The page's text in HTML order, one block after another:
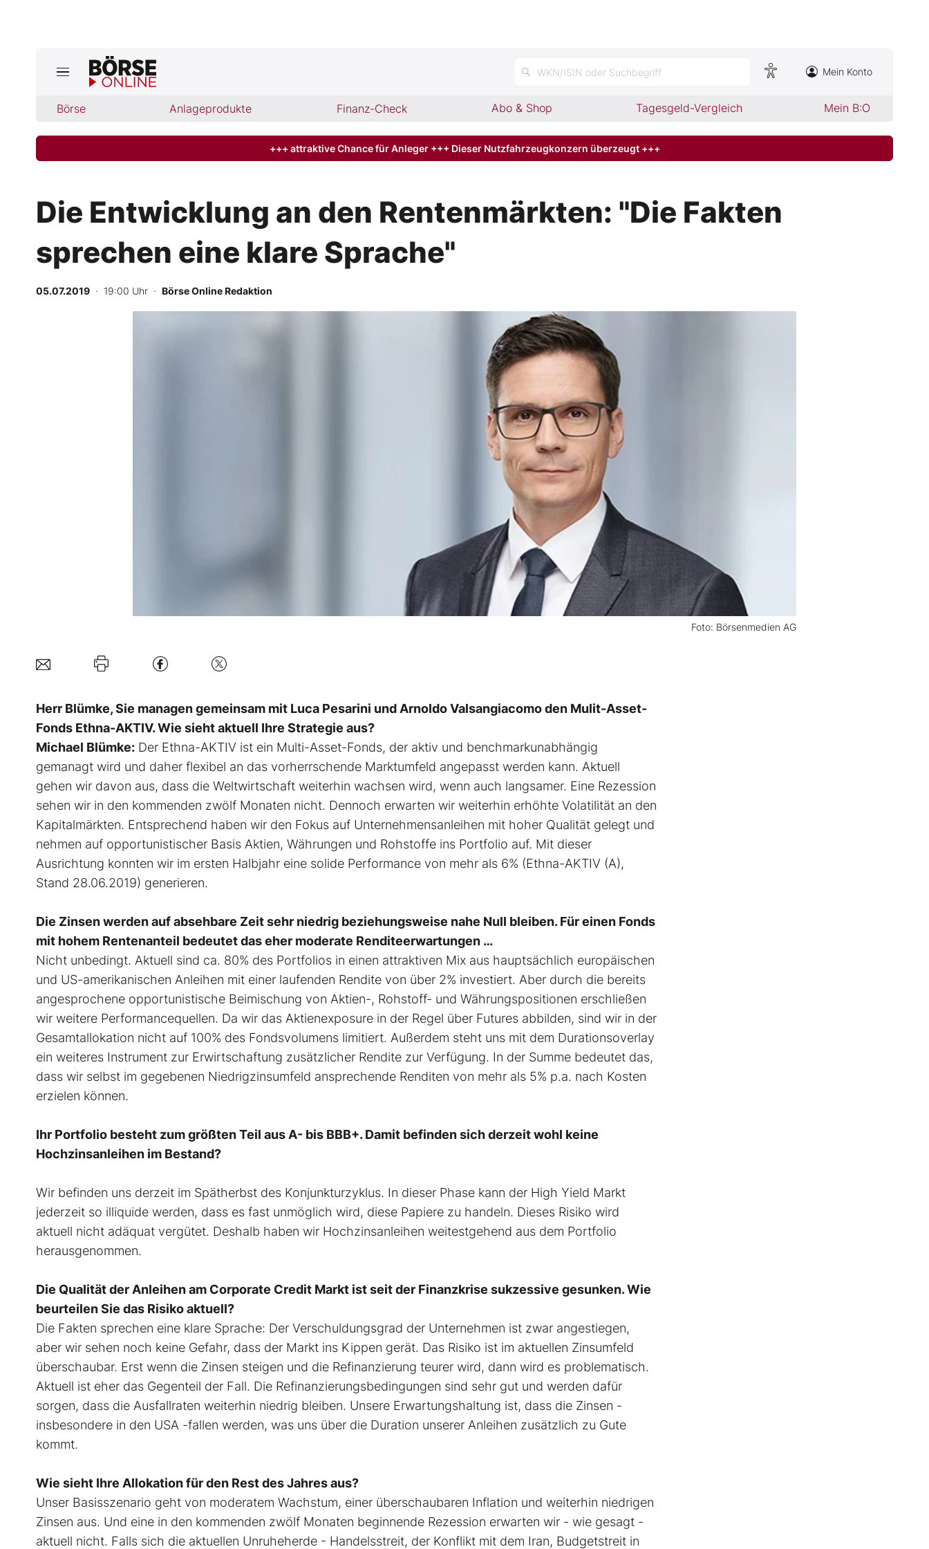
WKN/ISIN oder Suchbegriff Mein Konto
Börse Anlageprodukte Finanz-Check Abo & Shop Tagesgeld-Vergleich Mein B:O
Börse
Abo & Shop
BO-Musterdepots
Experten
+++ attraktive Chance für Anleger +++ Dieser Nutzfahrzeugkonzern überzeugt +++
Die Entwicklung an den Rentenmärkten: "Die Fakten
sprechen eine klare Sprache"
05.07.2019 · 19:00 Uhr · Börse Online Redaktion
Foto: Börsenmedien AG
Herr Blümke, Sie managen gemeinsam mit Luca Pesarini und Arnoldo Valsangiacomo den Mulit-Asset-
Fonds Ethna-AKTIV. Wie sieht aktuell Ihre Strategie aus?
Michael Blümke: Der Ethna-AKTIV ist ein Multi-Asset-Fonds, der aktiv und benchmarkunabhängig
gemanagt wird und daher flexibel an das vorherrschende Marktumfeld angepasst werden kann. Aktuell
gehen wir davon aus, dass die Weltwirtschaft weiterhin wachsen wird, wenn auch langsamer. Eine Rezession
sehen wir in den kommenden zwölf Monaten nicht. Dennoch erwarten wir weiterhin erhöhte Volatilität an den
Kapitalmärkten. Entsprechend haben wir den Fokus auf Unternehmensanleihen mit hoher Qualität gelegt und
nehmen auf opportunistischer Basis Aktien, Währungen und Rohstoffe ins Portfolio auf. Mit dieser
Ausrichtung konnten wir im ersten Halbjahr eine solide Performance von mehr als 6% (Ethna-AKTIV (A),
Stand 28.06.2019) generieren.
Die Zinsen werden auf absehbare Zeit sehr niedrig beziehungsweise nahe Null bleiben. Für einen Fonds
mit hohem Rentenanteil bedeutet das eher moderate Renditeerwartungen …
Nicht unbedingt. Aktuell sind ca. 80% des Portfolios in einen attraktiven Mix aus hauptsächlich europäischen
und US-amerikanischen Anleihen mit einer laufenden Rendite von über 2% investiert. Aber durch die bereits
angesprochene opportunistische Beimischung von Aktien-, Rohstoff- und Währungspositionen erschließen
wir weitere Performancequellen. Da wir das Aktienexposure in der Regel über Futures abbilden, sind wir in der
Gesamtallokation nicht auf 100% des Fondsvolumens limitiert. Außerdem steht uns mit dem Durationsoverlay
ein weiteres Instrument zur Erwirtschaftung zusätzlicher Rendite zur Verfügung. In der Summe bedeutet das,
dass wir selbst im gegebenen Niedrigzinsumfeld ansprechende Renditen von mehr als 5% p.a. nach Kosten
erzielen können.
Ihr Portfolio besteht zum größten Teil aus A- bis BBB+. Damit befinden sich derzeit wohl keine
Hochzinsanleihen im Bestand?
Wir befinden uns derzeit im Spätherbst des Konjunkturzyklus. In dieser Phase kann der High Yield Markt
jederzeit so illiquide werden, dass es fast unmöglich wird, diese Papiere zu handeln. Dieses Risiko wird
aktuell nicht adäquat vergütet. Deshalb haben wir Hochzinsanleihen weitestgehend aus dem Portfolio
herausgenommen.
Die Qualität der Anleihen am Corporate Credit Markt ist seit der Finanzkrise sukzessive gesunken. Wie
beurteilen Sie das Risiko aktuell?
Die Fakten sprechen eine klare Sprache: Der Verschuldungsgrad der Unternehmen ist zwar angestiegen,
aber wir sehen noch keine Gefahr, dass der Markt ins Kippen gerät. Das Risiko ist im aktuellen Zinsumfeld
überschaubar. Erst wenn die Zinsen steigen und die Refinanzierung teurer wird, dann wird es problematisch.
Aktuell ist eher das Gegenteil der Fall. Die Refinanzierungsbedingungen sind sehr gut und werden dafür
sorgen, dass die Ausfallraten weiterhin niedrig bleiben. Unsere Erwartungshaltung ist, dass die Zinsen -
insbesondere in den USA -fallen werden, was uns über die Duration unserer Anleihen zusätzlich zu Gute
kommt.
Wie sieht Ihre Allokation für den Rest des Jahres aus?
Unser Basisszenario geht von moderatem Wachstum, einer überschaubaren Inflation und weiterhin niedrigen
Zinsen aus. Und eine in den kommenden zwölf Monaten beginnende Rezession erwarten wir - wie gesagt -
aktuell nicht. Falls sich die aktuellen Unruheherde - Handelsstreit, der Konflikt mit dem Iran, Budgetstreit in